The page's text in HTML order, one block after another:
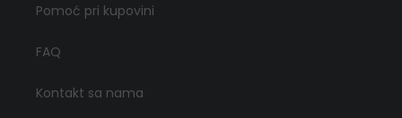
Pomoć pri kupovini
FAQ
Kontakt sa nama